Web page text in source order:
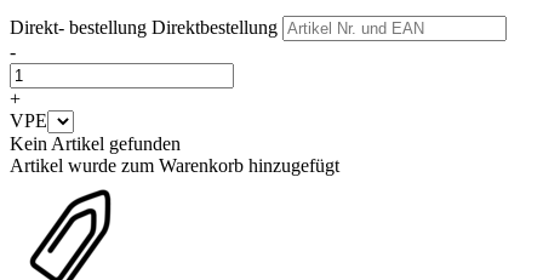
Direkt- bestellung Direktbestellung
-
+
VPE
Kein Artikel gefunden
Artikel wurde zum Warenkorb hinzugefügt